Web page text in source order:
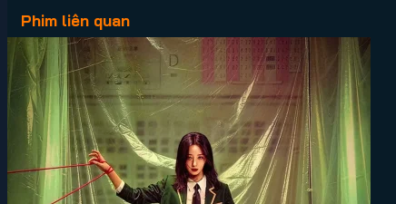
Phim liên quan